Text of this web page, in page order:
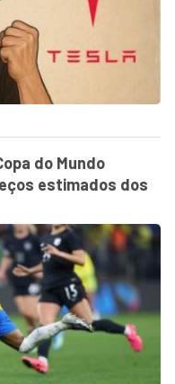
do Mundo
estimados dos